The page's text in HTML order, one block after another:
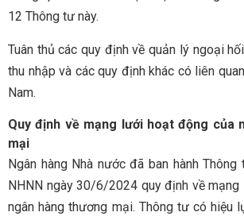
12 Thông tư này.
Tuân thủ các quy định về quản lý ngoại
thu nhập và các quy định khác có liên
Nam.
Quy định về mạng lưới hoạt động của
mại
Ngân hàng Nhà nước đã ban hành
NHNN ngày 30/6/2024 quy định về
ngân hàng thương mại. Thông tư có hiệu